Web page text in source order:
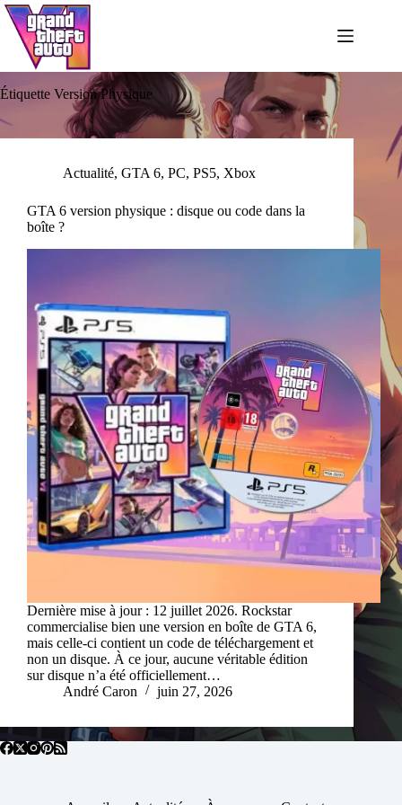
Passer
au
contenu
Étiquette Version Physique
Actualité, GTA 6, PC, PS5, Xbox
GTA 6 version physique : disque ou code dans la
boîte ?
Dernière mise à jour : 12 juillet 2026. Rockstar
commercialise bien une version en boîte de GTA 6,
mais celle-ci contient un code de téléchargement et
non un disque. À ce jour, aucune véritable édition
sur disque n’a été officiellement…
André Caron
juin 27, 2026